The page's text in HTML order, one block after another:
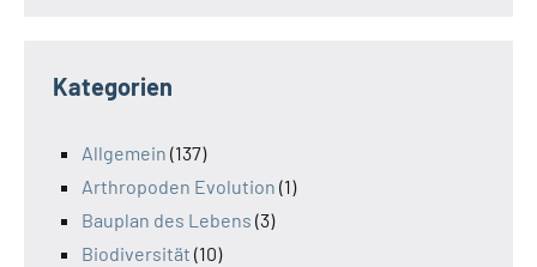
Kategorien
Allgemein (137)
Arthropoden Evolution (1)
Bauplan des Lebens (3)
Biodiversität (10)